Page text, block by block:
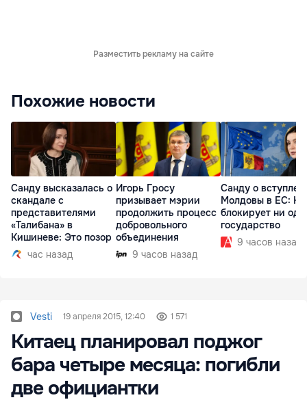
Разместить рекламу на сайте
Похожие новости
Санду высказалась о
скандале с
представителями
«Талибана» в
Кишиневе: Это позор
час назад
Игорь Гросу
призывает мэрии
продолжить процесс
добровольного
объединения
9 часов назад
Санду о
Молдовы в ЕС:
блокирует ни
государство
9 часов назад
Vesti 19 апреля 2015, 12:40 1 571
Китаец планировал поджог
бара четыре месяца: погибли
две официантки